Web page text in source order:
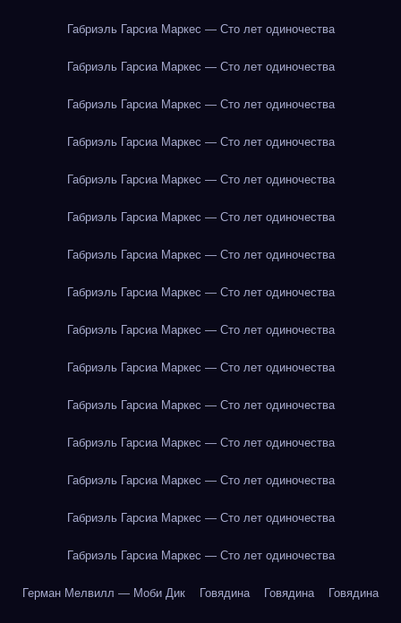
Габриэль Гарсиа Маркес — Сто лет одиночества
Габриэль Гарсиа Маркес — Сто лет одиночества
Габриэль Гарсиа Маркес — Сто лет одиночества
Габриэль Гарсиа Маркес — Сто лет одиночества
Габриэль Гарсиа Маркес — Сто лет одиночества
Габриэль Гарсиа Маркес — Сто лет одиночества
Габриэль Гарсиа Маркес — Сто лет одиночества
Габриэль Гарсиа Маркес — Сто лет одиночества
Габриэль Гарсиа Маркес — Сто лет одиночества
Габриэль Гарсиа Маркес — Сто лет одиночества
Габриэль Гарсиа Маркес — Сто лет одиночества
Габриэль Гарсиа Маркес — Сто лет одиночества
Габриэль Гарсиа Маркес — Сто лет одиночества
Габриэль Гарсиа Маркес — Сто лет одиночества
Габриэль Гарсиа Маркес — Сто лет одиночества
Герман Мелвилл — Моби Дик Говядина Говядина Говядина